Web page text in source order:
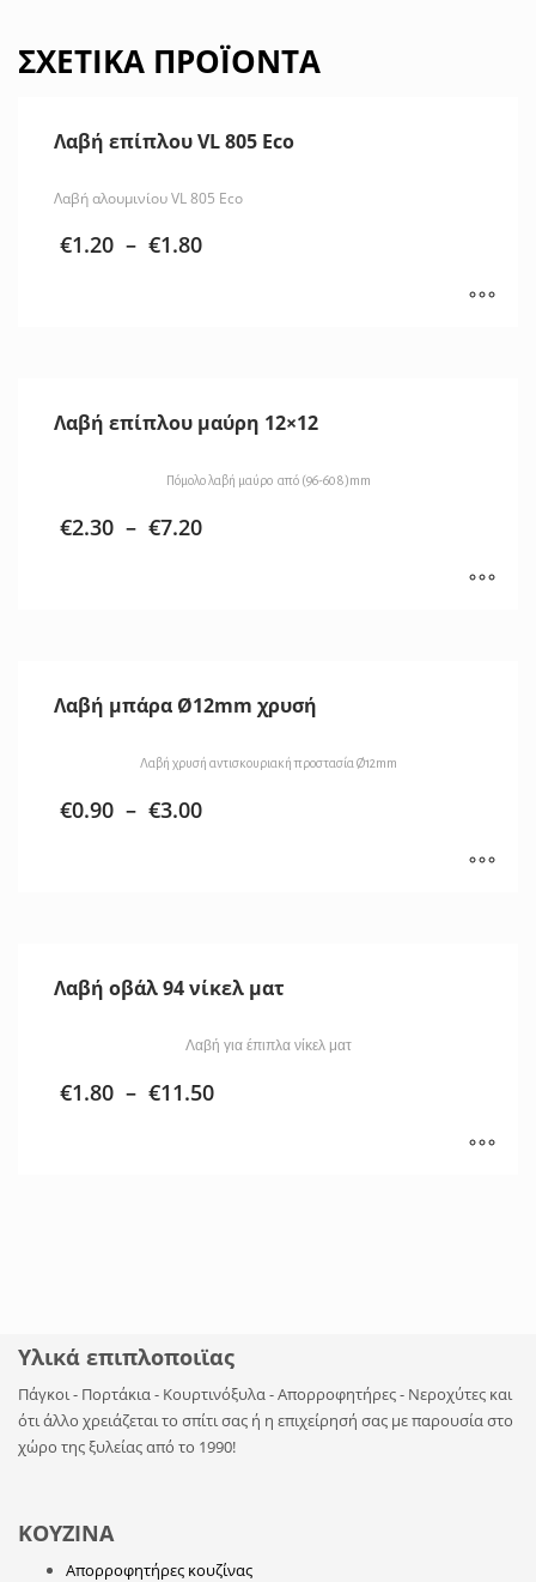
ΣΧΕΤΙΚΆ ΠΡΟΪΌΝΤΑ
Λαβή επίπλου VL 805 Eco
Λαβή αλουμινίου VL 805 Eco
€1.20 – €1.80
Λαβή επίπλου μαύρη 12×12
Πόμολο λαβή μαύρο από (96-608)mm
€2.30 – €7.20
Λαβή μπάρα Ø12mm χρυσή
Λαβή χρυσή αντισκουριακή προστασία Ø12mm
€0.90 – €3.00
Λαβή οβάλ 94 νίκελ ματ
Λαβή για έπιπλα νίκελ ματ
€1.80 – €11.50
Υλικά επιπλοποιϊας
Πάγκοι - Πορτάκια - Κουρτινόξυλα - Απορροφητήρες - Νεροχύτες και
ότι άλλο χρειάζεται το σπίτι σας ή η επιχείρησή σας με παρουσία στο
χώρο της ξυλείας από το 1990!
ΚΟΥΖΙΝΑ
Απορροφητήρες κουζίνας